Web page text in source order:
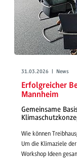
31.03.2026 | News
Erfolgreicher
Mannheim
Gemeinsame
Wie können
Um die Klimaziele
Workshop Ideen